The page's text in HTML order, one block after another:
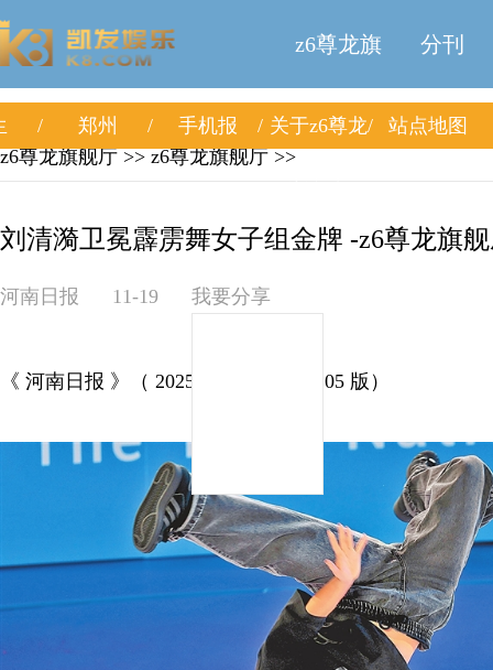
z6尊龙旗
舰厅
分刊
郑州 手机报 关于z6尊龙
站点地图
z6尊龙旗舰厅 >> z6尊龙旗舰厅 >>
刘清漪卫冕霹雳舞女子组金牌 -z6尊龙旗
河南日报 11-19 我要分享
《 河南日报 》（ 2025年11月19日 第 05 版）